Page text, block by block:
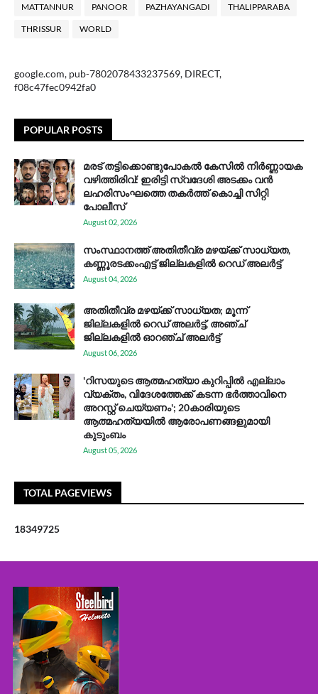
MATTANNUR PANOOR PAZHAYANGADI THALIPPARABA
THRISSUR WORLD
google.com, pub-7802078433237569, DIRECT,
f08c47fec0942fa0
POPULAR POSTS
മരട് തട്ടിക്കൊണ്ടുപോകൽ കേസിൽ നിർണ്ണായക
വഴിത്തിരിവ്: ഇരിട്ടി സ്വദേശി അടക്കം വൻ
ലഹരിസംഘത്തെ തകർത്ത് കൊച്ചി സിറ്റി
പോലീസ്
August 02, 2026
സം​സ്ഥാ​ന​ത്ത് അ​തി​തീ​വ്ര മ​ഴ​യ്ക്ക് സാ​ധ്യ​ത,
കണ്ണൂരടക്കംഎ​ട്ട് ജി​ല്ല​ക​ളി​ൽ റെ​ഡ് അ​ലർ​ട്ട്
August 04, 2026
അതിതീവ്ര മഴയ്ക്ക് സാധ്യത; മൂന്ന്
ജില്ലകളിൽ റെഡ് അലർട്ട്, അഞ്ച്
ജില്ലകളിൽ ഓറഞ്ച് അലർട്ട്
August 06, 2026
'റിസയുടെ ആത്മഹത്യാ കുറിപ്പിൽ എല്ലാം
വ്യക്തം, വിദേശത്തേക്ക് കടന്ന ഭർത്താവിനെ
അറസ്റ്റ് ചെയ്യണം'; 20കാരിയുടെ
ആത്മഹത്യയിൽ ആരോപണങ്ങളുമായി
കുടുംബം
August 05, 2026
TOTAL PAGEVIEWS
18349725